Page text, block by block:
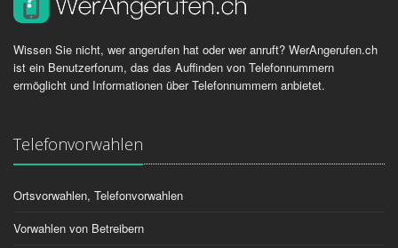
Wissen Sie nicht, wer angerufen hat oder wer anruft? WerAngerufen.ch
ist ein Benutzerforum, das das Auffinden von Telefonnummern
ermöglicht und Informationen über Telefonnummern anbietet.
Telefonvorwahlen
Ortsvorwahlen, Telefonvorwahlen
Vorwahlen von Betreibern